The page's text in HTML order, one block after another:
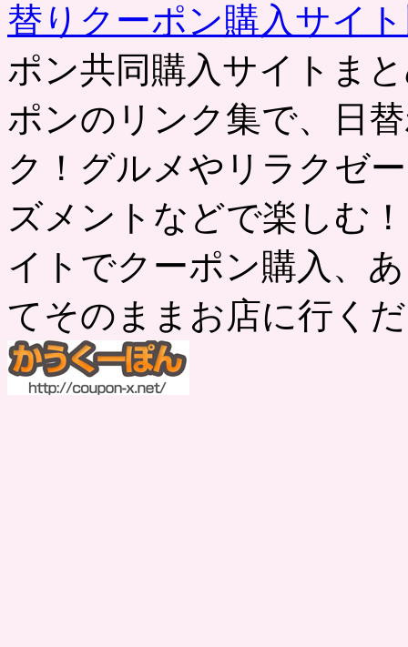
替りクーポン購入サイ
ポン共同購入サイトま
ポンのリンク集で、日
ク！グルメやリラクゼ
ズメントなどで楽しむ
イトでクーポン購入、
てそのままお店に行く